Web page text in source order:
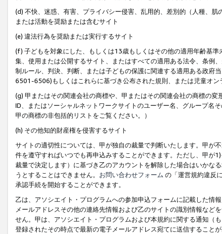
(d) 不快、迷惑、有害、プライバシー侵害、乱用的、差別的（人種、
または活動を奨励または含むサイト
(e) 違法行為を奨励または実行するサイト
(f) 子どもを対象にした、もしくは13歳もしくはその他の適用年齢基
集、使用または公開するサイト、またはすべての適用ある法令、条例
制ルール、判決、判断、または子どもの保護に関連する適用ある政府
6501-6506)もしくはこれらに基づき公布された規則、または児童オン
(g) 甲またはその関連会社の商標や、甲またはその関連会社の商標の
ID、またはソーシャルネットワークサイトのユーザー名、グループ名
甲の商標の非包括的リストをご覧ください。）
(h) その他知的財産権を侵害するサイト
サイトの適切性については、甲が独自の裁量で判断いたします。甲が
件を遵守すればいつでも再申込みすることができます。ただし、甲が
裁量で決定します）に基づき乙のアカウントを解除した場合はいかな
うとすることはできません。 お問い合わせフォーム の「運営規約違反
承認手続を開始することができます。
乙は、アソシエイト・プログラムへの参加申込フォームに記載した情
メールアドレスその他の連絡先情報および乙のサイトの識別情報など
せん。甲は、アソシエイト・プログラムおよび本規約に関する通知（
登録されたその時点で最新の電子メールアドレス宛てに送信すること